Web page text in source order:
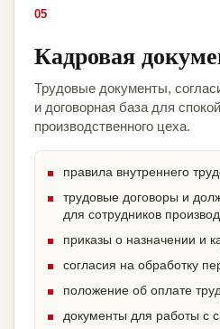
05
Кадровая
Трудовые документы,
и договорная база для
производственного цеха.
правила внутреннего
трудовые договоры и
для сотрудников
приказы о назначении и
согласия на обработку
положение об оплате
документы для работы с